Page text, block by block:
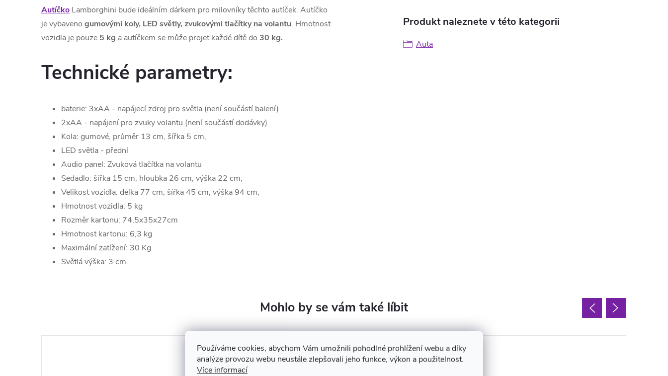
Používáme cookies, abychom Vám umožnili pohodlné prohlížení webu a díky
analýze provozu webu neustále zlepšovali jeho funkce, výkon a použitelnost.
Více informací
Autíčko Lamborghini bude ideálním dárkem pro milovníky těchto autíček. Autíčko
je vybaveno gumovými koly, LED světly, zvukovými tlačítky na volantu. Hmotnost
vozidla je pouze 5 kg a autíčkem se může projet každé dítě do 30 kg.
Technické parametry:
baterie: 3xAA - napájecí zdroj pro světla (není součástí balení)
2xAA - napájení pro zvuky volantu (není součástí dodávky)
Kola: gumové, průměr 13 cm, šířka 5 cm,
LED světla - přední
Audio panel: Zvuková tlačítka na volantu
Sedadlo: šířka 15 cm, hloubka 26 cm, výška 22 cm,
Velikost vozidla: délka 77 cm, šířka 45 cm, výška 94 cm,
Hmotnost vozidla: 5 kg
Rozměr kartonu: 74,5x35x27cm
Hmotnost kartonu: 6,3 kg
Maximální zatížení: 30 Kg
Světlá výška: 3 cm
Produkt naleznete v této kategorii
Auta